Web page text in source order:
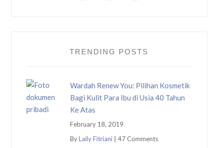
TRENDING POSTS
Wardah Renew You: Pilihan Kosmetik
Bagi Kulit Para Ibu di Usia 40 Tahun
Ke Atas
February 18, 2019
ByLaily Fitriani| 47 Comments